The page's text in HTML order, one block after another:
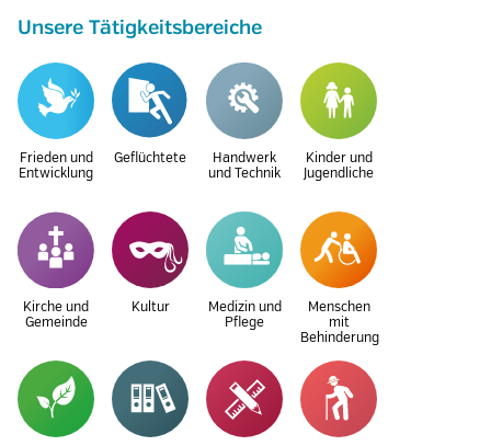
Unsere Tätigkeitsbereiche
Frieden und
Entwicklung
Geflüchtete
Handwerk
und Technik
Kinder und
Jugendliche
Kirche und
Gemeinde
Kultur
Medizin und
Pflege
Menschen
mit
Behinderung